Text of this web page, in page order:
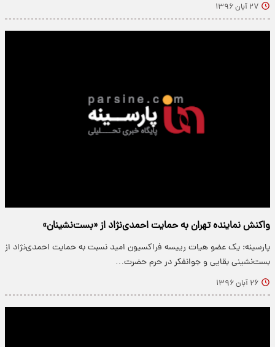
۲۷ آبان ۱۳۹۶
واکنش نماینده تهران به حمایت احمدی‌نژاد از «بست‌نشینان»
پارسینه: یک عضو هیات رییسه فراکسیون امید نسبت به حمایت احمدی‌نژاد از
بست‌نشینی بقایی و جوانفکر در حرم حضرت…
۲۶ آبان ۱۳۹۶